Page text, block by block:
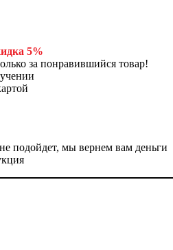
5%
за понравившийся товар!
подойдет, мы вернем вам деньги